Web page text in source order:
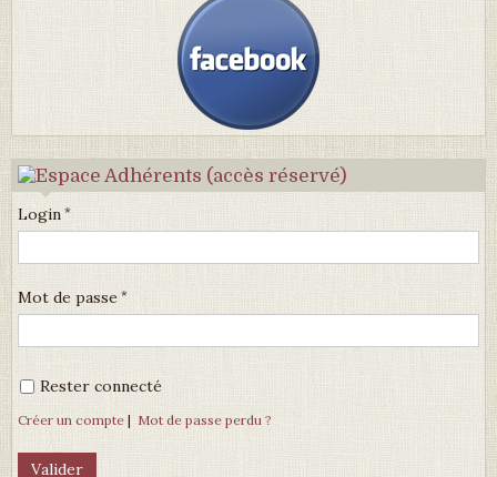
Login
Mot de passe
Rester connecté
Créer un compte | Mot de passe perdu ?